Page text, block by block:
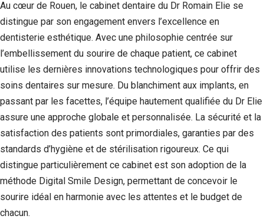
Au cœur de Rouen, le cabinet dentaire du Dr Romain Elie se
distingue par son engagement envers l’excellence en
dentisterie esthétique. Avec une philosophie centrée sur
l’embellissement du sourire de chaque patient, ce cabinet
utilise les dernières innovations technologiques pour offrir des
soins dentaires sur mesure. Du blanchiment aux implants, en
passant par les facettes, l’équipe hautement qualifiée du Dr Elie
assure une approche globale et personnalisée. La sécurité et la
satisfaction des patients sont primordiales, garanties par des
standards d’hygiène et de stérilisation rigoureux. Ce qui
distingue particulièrement ce cabinet est son adoption de la
méthode Digital Smile Design, permettant de concevoir le
sourire idéal en harmonie avec les attentes et le budget de
chacun.